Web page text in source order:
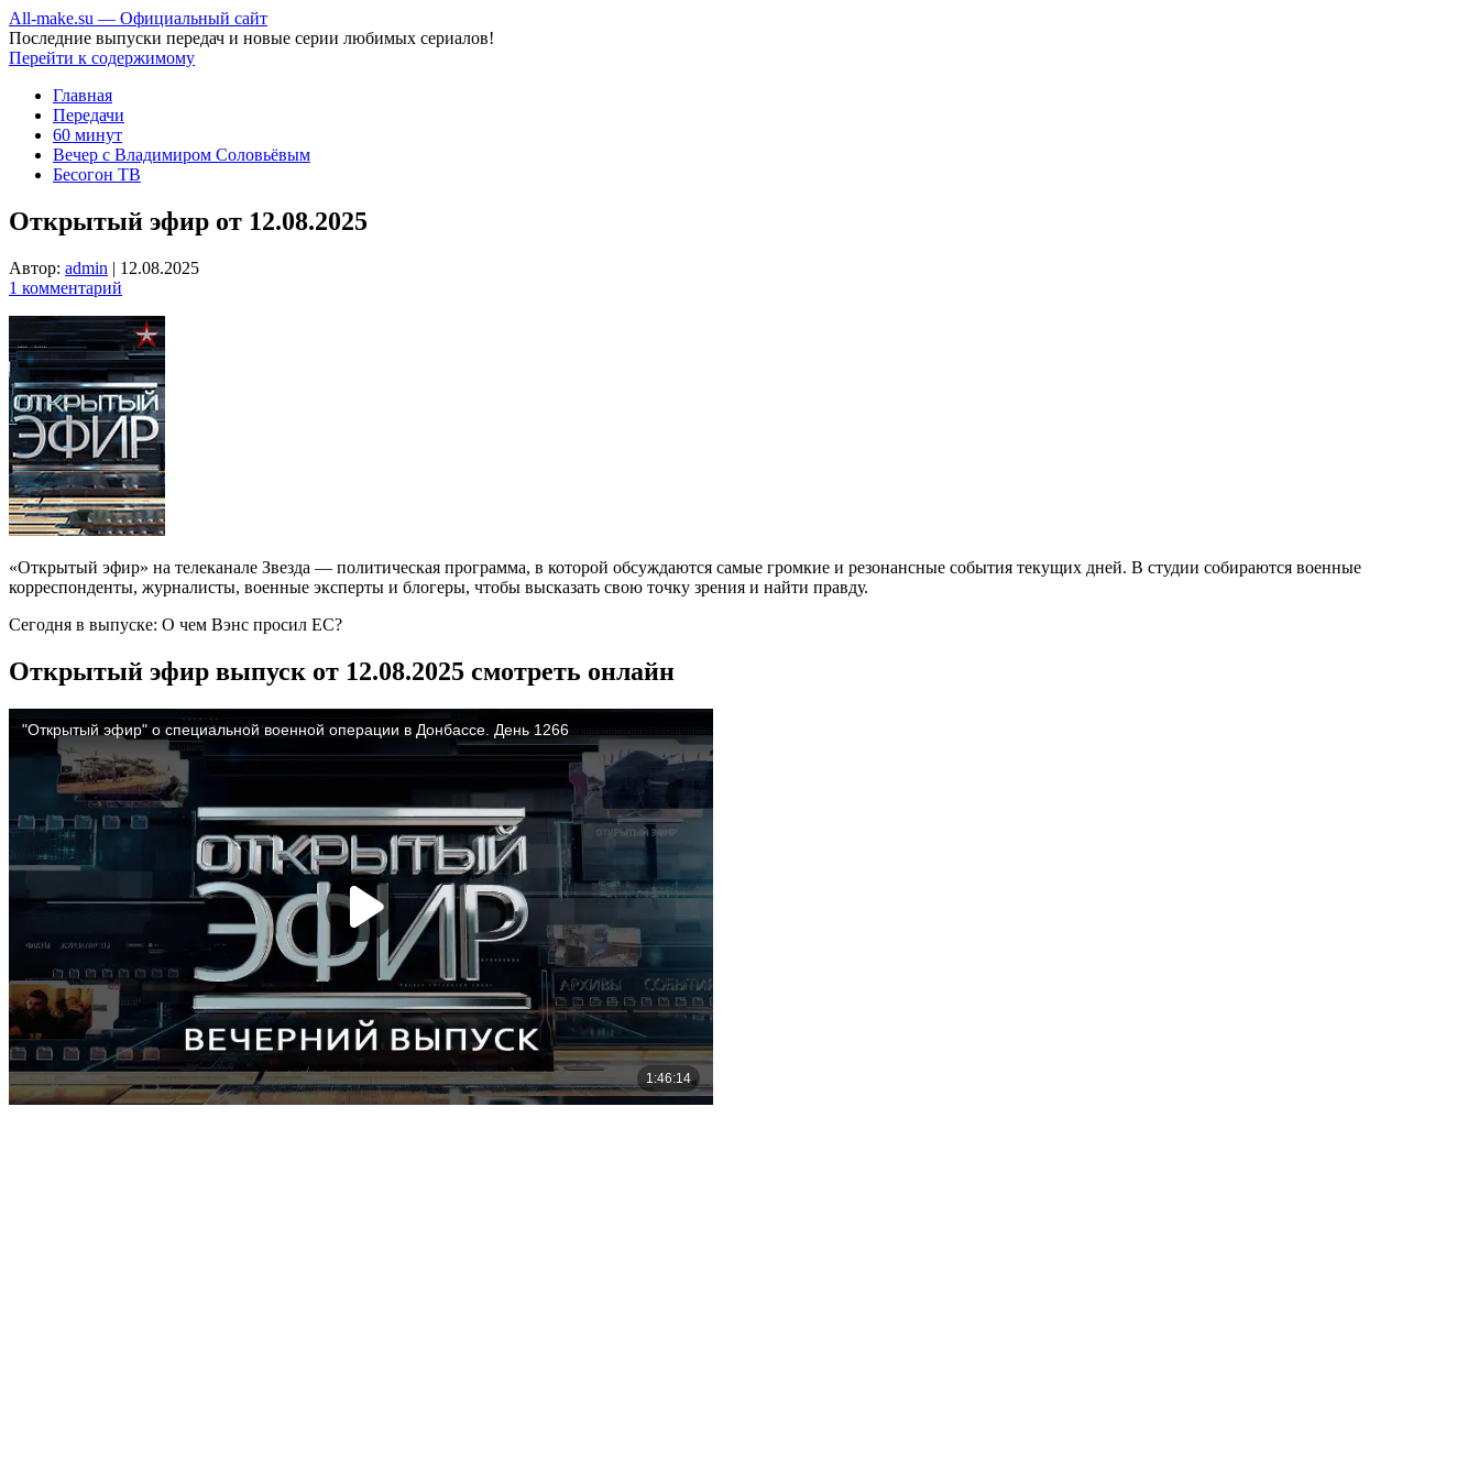
All-make.su — Официальный сайт
Последние выпуски передач и новые серии любимых сериалов!
Перейти к содержимому
Главная
Передачи
60 минут
Вечер с Владимиром Соловьёвым
Бесогон ТВ
Открытый эфир от 12.08.2025
Автор: admin | 12.08.2025
1 комментарий
«Открытый эфир» на телеканале Звезда — политическая программа, в которой обсуждаются самые громкие и резонансные события текущих дней. В студии собираются военные
корреспонденты, журналисты, военные эксперты и блогеры, чтобы высказать свою точку зрения и найти правду.
Сегодня в выпуске: О чем Вэнс просил ЕС?
Открытый эфир выпуск от 12.08.2025 смотреть онлайн